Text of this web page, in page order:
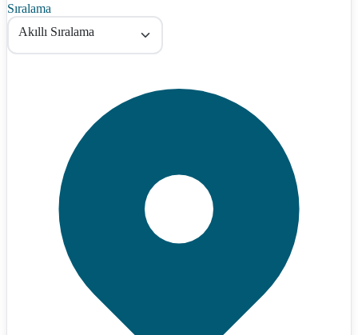
Sıralama
Akıllı Sıralama